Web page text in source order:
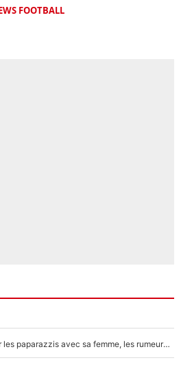
FOOTBALL
F1 : Charles Leclerc surpris par les paparazzis avec sa femme, les rumeurs étaient vraies !